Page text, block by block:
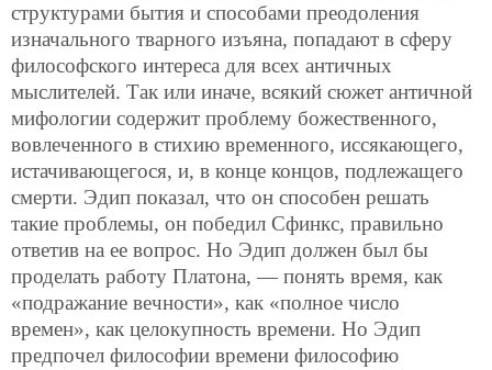
структурами бытия и способами преодоления
изначального тварного изъяна, попадают в сферу
философского интереса для всех античных
мыслителей. Так или иначе, всякий сюжет античной
мифологии содержит проблему божественного,
вовлеченного в стихию временного, иссякающего,
истачивающегося, и, в конце концов, подлежащего
смерти. Эдип показал, что он способен решать
такие проблемы, он победил Сфинкс, правильно
ответив на ее вопрос. Но Эдип должен был бы
проделать работу Платона, — понять время, как
«подражание вечности», как «полное число
времен», как целокупность времени. Но Эдип
предпочел философии времени философию